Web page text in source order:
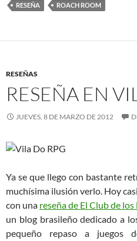
RESEÑA ROACH ROOM
RESEÑAS
RESEÑA EN
JUEVES, 8 DE MARZO DE 2012
Ya se que llego con bastante
muchísima ilusión verlo. Hoy
con una reseña de El Club de
un blog brasileño dedicado a
pequeño repaso a juegos